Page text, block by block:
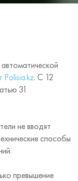
. С 12
31
не вводят
способы
превышение